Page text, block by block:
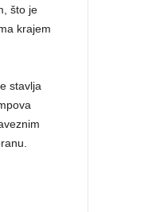
što je
krajem
stavlja